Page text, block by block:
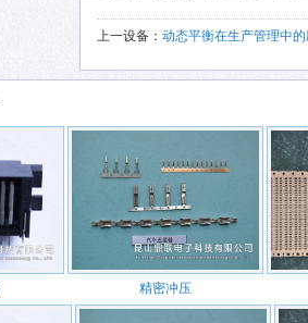
上一设备： 动态平衡在生产管理中
精密冲压